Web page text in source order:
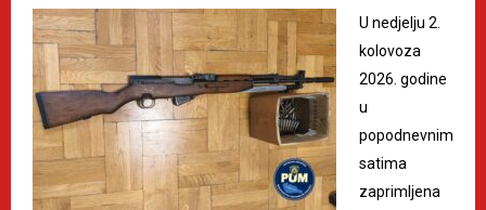
U nedjelju 2.
kolovoza
2026. godine
u
popodnevnim
satima
zaprimljena